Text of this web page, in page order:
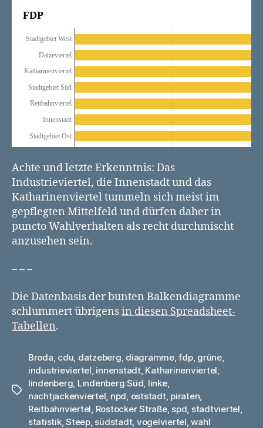
Achte und letzte Erkenntnis: Das
Industrieviertel, die Innenstadt und das
Katharinenviertel tummeln sich meist im
gepflegten Mittelfeld und dürfen daher in
puncto Wahlverhalten als recht durchmischt
anzusehen sein.
– – –
Die Datenbasis der bunten Balkendiagramme
schlummert übrigensin diesen Spreadsheet-
Tabellen.
Schlagwörter
Broda, cdu, datzeberg, diagramme,fdp, grüne,
industrieviertel, innenstadt, Katharinenviertel,
lindenberg, Lindenberg Süd, linke,
nachtjackenviertel, npd, oststadt, piraten,
Reitbahnviertel, Rostocker Straße, spd, stadtviertel,
statistik,Steep, südstadt, vogelviertel,wahl